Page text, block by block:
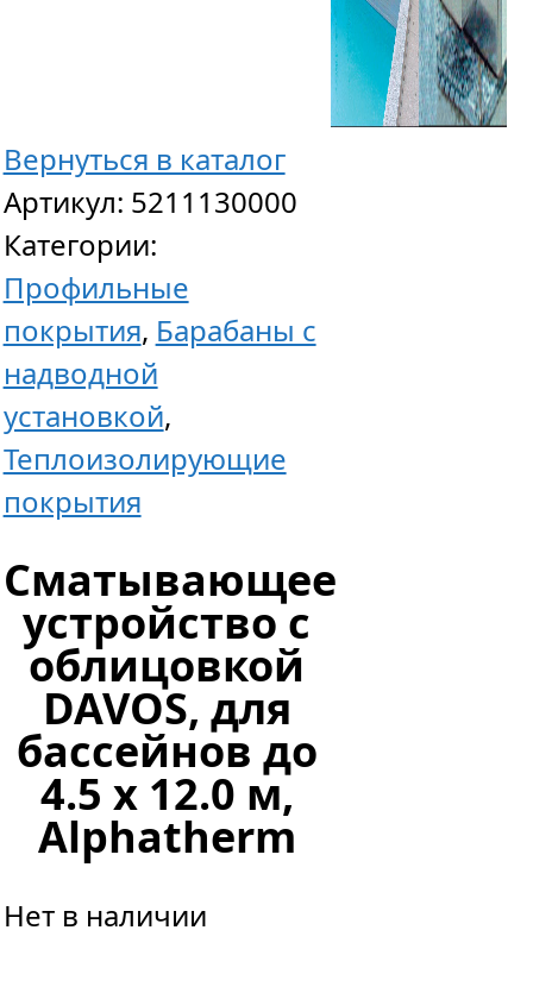
Вернуться в каталог
Артикул: 5211130000
Категории:
Профильные
покрытия, Барабаны с
надводной
установкой,
Теплоизолирующие
покрытия
Сматывающее
устройство с
облицовкой
DAVOS, для
бассейнов до
4.5 х 12.0 м,
Alphatherm
Нет в наличии